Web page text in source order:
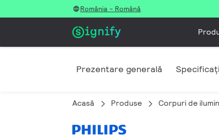
România - Română
Prezentare generală
Acasă Produse Corpuri de